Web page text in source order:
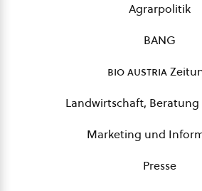
Agrarpolitik
BANG
bio austria
Landwirtschaft,
Marketing und
Presse